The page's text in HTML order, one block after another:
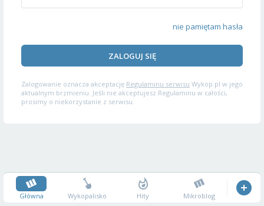
nie pamiętam hasła
ZALOGUJ SIĘ
Zalogowanie oznacza akceptację Regulaminu serwisu Wykop.pl w jego
aktualnym brzmieniu. Jeśli nie akceptujesz Regulaminu w całości,
prosimy o niekorzystanie z serwisu.
Główna Wykopalisko Hity Mikroblog